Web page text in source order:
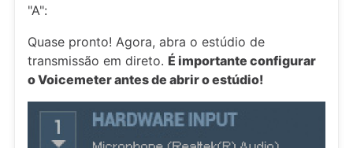
"A":
Quase pronto! Agora, abra o estúdio de
transmissão em direto. É importante configurar
o Voicemeter antes de abrir o estúdio!